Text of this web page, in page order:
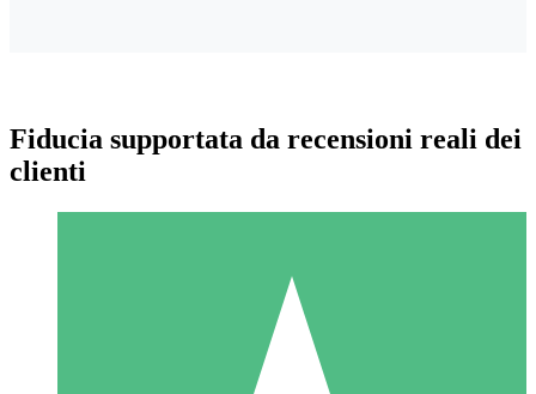
Pacchetti di Crediti Individuali
Fiducia supportata da recensioni reali dei
clienti